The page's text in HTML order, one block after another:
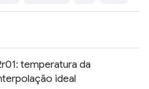
temperatura da
ideal